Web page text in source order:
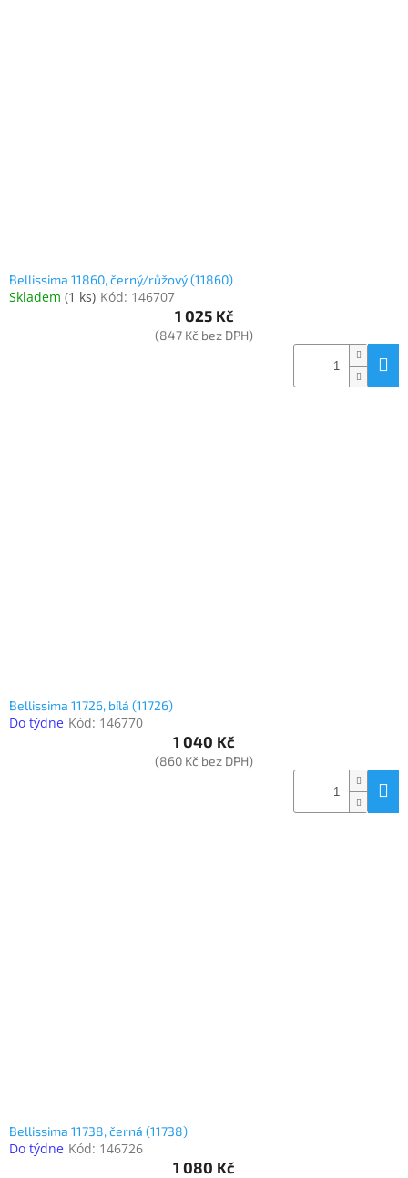
Bellissima 11860, černý/růžový (11860)
Skladem (1 ks) Kód: 146707
1 025 Kč
(847 Kč bez DPH)
Bellissima 11726, bílá (11726)
Do týdne Kód: 146770
1 040 Kč
(860 Kč bez DPH)
Bellissima 11738, černá (11738)
Do týdne Kód: 146726
1 080 Kč